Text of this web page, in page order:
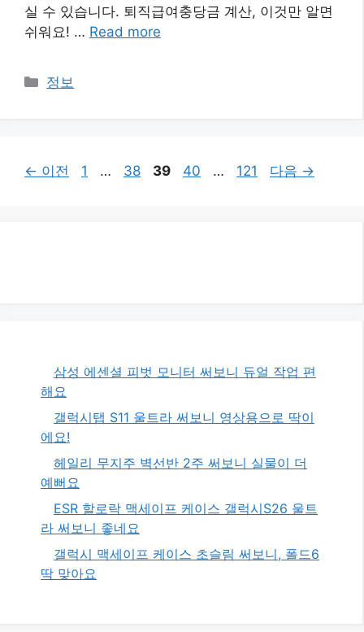
실 수 있습니다. 퇴직급여충당금 계산, 이것만 알면
쉬워요! … Read more
카
정보
← 이전
페
1 …
페
38
페
39
페
40 …
페
121 다음 →
삼성 에센셜 피벗 모니터 써보니 듀얼 작업 편
해요
갤럭시탭 S11 울트라 써보니 영상용으로 딱이
에요!
헤일리 무지주 벽선반 2주 써보니 실물이 더
예뻐요
ESR 할로락 맥세이프 케이스 갤럭시S26 울트
라 써보니 좋네요
갤럭시 맥세이프 케이스 초슬림 써보니, 폴드6
딱 맞아요